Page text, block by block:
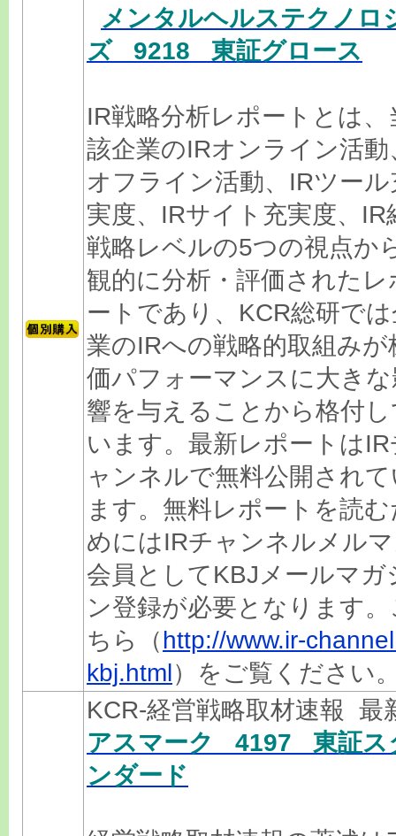
メンタルヘルステクノロ
ズ 9218 東証グロース
IR戦略分析レポートとは、
該企業のIRオンライン活動
オフライン活動、IRツール
実度、IRサイト充実度、IR
戦略レベルの5つの視点か
観的に分析・評価されたレ
ートであり、KCR総研で
業のIRへの戦略的取組みが
価パフォーマンスに大き
響を与えることから格付
います。最新レポートはIR
ャンネルで無料公開され
ます。無料レポートを読む
めにはIRチャンネルメル
会員としてKBJメールマガ
ン登録が必要となります。
ちら（http://www.ir-
kbj.html）をご覧ください
KCR-経営戦略取材速報
アスマーク 4197 東証ス
ンダード